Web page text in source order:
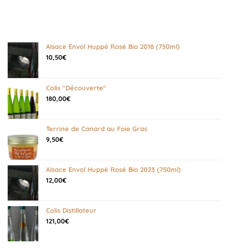
Alsace Envol Huppé Rosé Bio 2018 (750ml)
10,50€
Colis "Découverte"
180,00€
Terrine de Canard au Foie Gras
9,50€
Alsace Envol Huppé Rosé Bio 2023 (750ml)
12,00€
Colis Distillateur
121,00€